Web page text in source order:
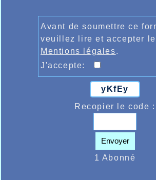
Avant de soumettre ce
veuillez lire et accepter
Mentions légales.
J'accepte:
yKfEy
Recopier le code :
Envoyer
1 Abonné